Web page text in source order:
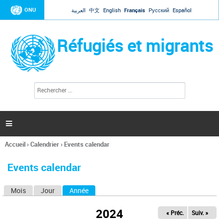
Jump to navigation
ONU العربية 中文 English Français Русский Español
Réfugiés et migrants
l
c
h
e

Vous
ici
Accueil›Calendrier› Events calendar
Events calendar
Mois Jour Année
2024 « Préc. Suiv. »